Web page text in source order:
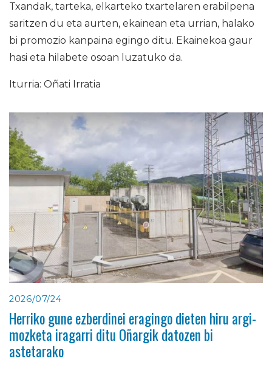
Txandak, tarteka, elkarteko txartelaren erabilpena
saritzen du eta aurten, ekainean eta urrian, halako
bi promozio kanpaina egingo ditu. Ekainekoa gaur
hasi eta hilabete osoan luzatuko da.
Iturria: Oñati Irratia
2026/07/24
Herriko gune ezberdinei eragingo dieten hiru argi-
mozketa iragarri ditu Oñargik datozen bi
astetarako